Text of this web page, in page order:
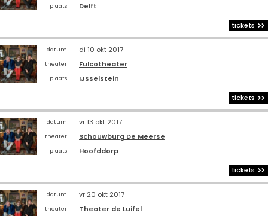
plaats
Delft
tickets
datum di 10 okt 2017
theater Fulcotheater
plaats
IJsselstein
tickets
datum vr 13 okt 2017
theater Schouwburg De Meerse
plaats
Hoofddorp
tickets
datum vr 20 okt 2017
theater Theater de Luifel